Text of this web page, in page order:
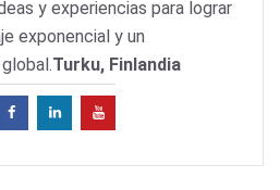
y experiencias para lograr
exponencial y un
Turku, Finlandia